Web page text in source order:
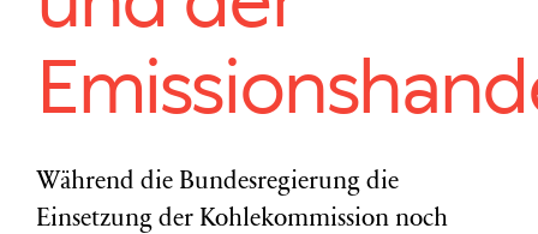
Während die Bundesregierung die
Einsetzung der Kohlekommission noch